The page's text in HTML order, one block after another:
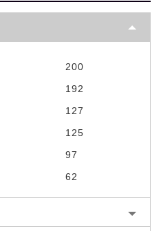
200
192
127
125
97
62